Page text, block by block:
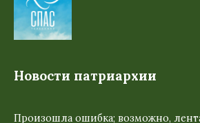
Новости патриархии
Произошла ошибка; возможно,